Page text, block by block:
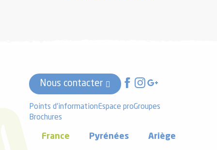
Nous contacter
Points d'informationEspace proGroupes
Brochures
France Pyrénées Ariège